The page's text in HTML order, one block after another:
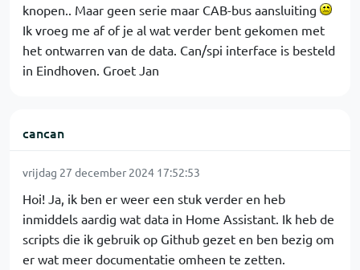
knopen.. Maar geen serie maar CAB-bus aansluiting
Ik vroeg me af of je al wat verder bent gekomen met
het ontwarren van de data. Can/spi interface is besteld
in Eindhoven. Groet Jan
cancan
vrijdag 27 december 2024 17:52:53
Hoi! Ja, ik ben er weer een stuk verder en heb
inmiddels aardig wat data in Home Assistant. Ik heb de
scripts die ik gebruik op Github gezet en ben bezig om
er wat meer documentatie omheen te zetten.